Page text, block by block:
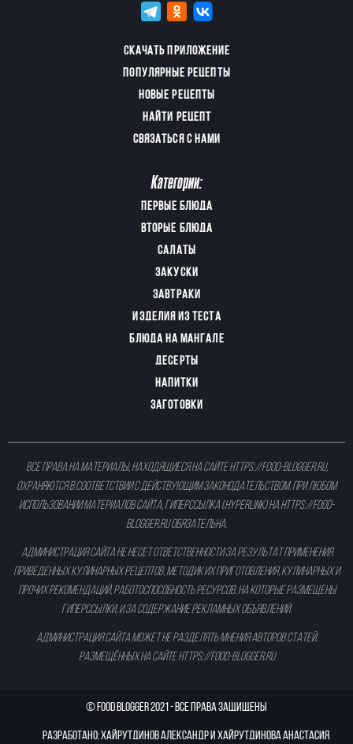
СКАЧАТЬ ПРИЛОЖЕНИЕ
ПОПУЛЯРНЫЕ РЕЦЕПТЫ
НОВЫЕ РЕЦЕПТЫ
НАЙТИ РЕЦЕПТ
СВЯЗАТЬСЯ С НАМИ
Категории:
ПЕРВЫЕ БЛЮДА
ВТОРЫЕ БЛЮДА
САЛАТЫ
ЗАКУСКИ
ЗАВТРАКИ
ИЗДЕЛИЯ ИЗ ТЕСТА
БЛЮДА НА МАНГАЛЕ
ДЕСЕРТЫ
НАПИТКИ
ЗАГОТОВКИ
Все права на материалы, находящиеся на сайтеhttps://food-blogger.ru,
охраняются в соответствии с действующим законодательством. При любом
использовании материалов сайта, гиперссылка (hyperlink) наhttps://food-
blogger.ruобязательна.
Администрация сайта не несет ответственности за результат применения
приведенных кулинарных рецептов, методик их приготовления, кулинарных и
прочих рекомендаций, работоспособность ресурсов, на которые размещены
гиперссылки, и за содержание рекламных объявлений.
Администрация сайта может не разделять мнения авторов статей,
размещённых на сайтеhttps://food-blogger.ru
©Food Blogger2021 - ВСЕ ПРАВА ЗАЩИЩЕНЫ
Разработано: Хайрутдинов Александр и Хайрутдинова Анастасия